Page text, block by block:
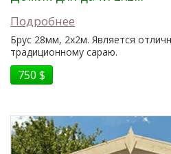
Подробнее
Брус 28мм, 2x2м. Является
традиционному сараю.
750 $